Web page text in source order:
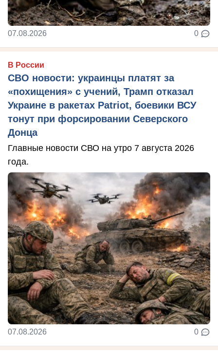
07.08.2026 0
В России
СВО новости: украинцы платят за
«похищения» с учений, Трамп отказал
Украине в ракетах Patriot, боевики ВСУ
тонут при форсировании Северского
Донца
Главные новости СВО на утро 7 августа 2026
года.
07.08.2026 0